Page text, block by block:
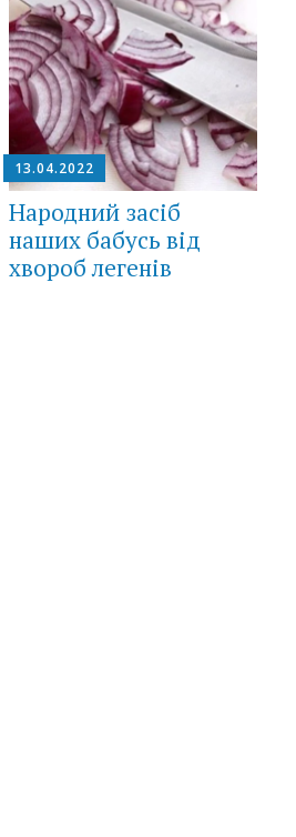
13.04.2022
Народний засіб
наших бабусь від
хвороб легенів